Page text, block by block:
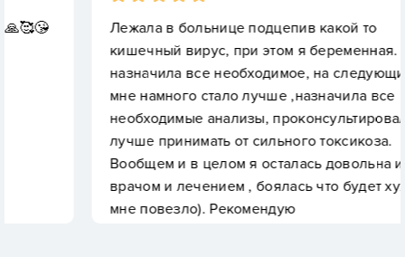
Лежала в больнице подцепив какой то
кишечный вирус, при этом я беременная. Врач
назначила все необходимое, на следующий день
мне намного стало лучше ,назначила все
необходимые анализы, проконсультировала что
лучше принимать от сильного токсикоза.
Вообщем и в целом я осталась довольна и
врачом и лечением , боялась что будет хуже но
мне повезло). Рекомендую